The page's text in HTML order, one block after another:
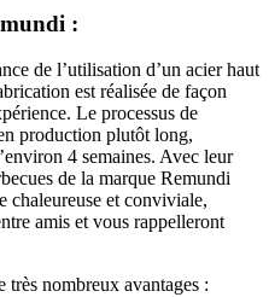
:
de l’utilisation d’un acier haut
est réalisée de façon
Le processus de
production plutôt long,
4 semaines. Avec leur
de la marque Remundi
chaleureuse et conviviale,
amis et vous rappelleront
très nombreux avantages :